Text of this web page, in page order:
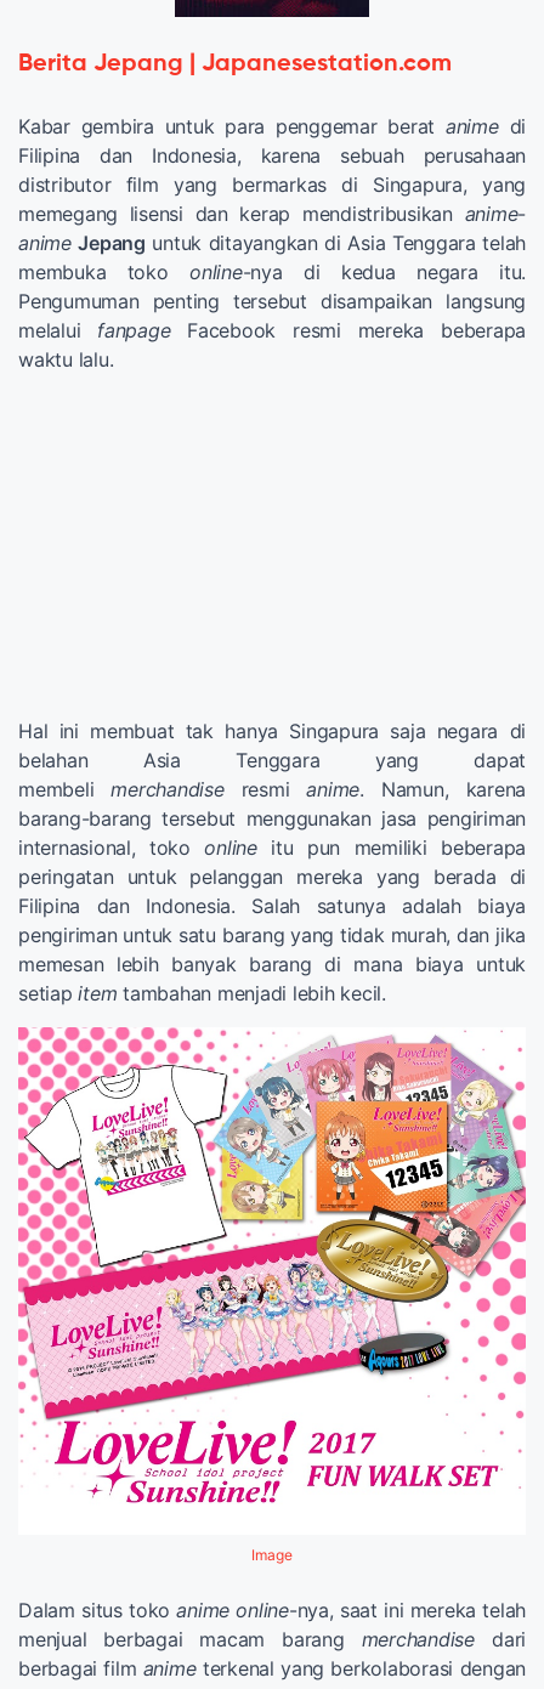
Berita Jepang | Japanesestation.com
Kabar gembira untuk para penggemar berat animedi
Filipina dan Indonesia, karena sebuah perusahaan
distributor film yang bermarkas di Singapura, yang
memegang lisensi dan kerap mendistribusikan anime-
anime Jepang untuk ditayangkan di Asia Tenggara telah
membuka tokoonline-nya di kedua negara itu.
Pengumuman penting tersebut disampaikan langsung
melalui fanpageFacebook resmi mereka beberapa
waktu lalu.
Hal ini membuat tak hanya Singapura saja negara di
belahan Asia Tenggara yang dapat
membelimerchandiseresmianime. Namun, karena
barang-barang tersebut menggunakan jasa pengiriman
internasional, tokoonlineitu pun memiliki beberapa
peringatan untuk pelanggan mereka yang berada di
Filipina dan Indonesia. Salah satunya adalah biaya
pengiriman untuk satu barang yang tidak murah, dan jika
memesan lebih banyak barang di mana biaya untuk
setiapitem tambahan menjadi lebih kecil.
Image
Dalam situs tokoanime online-nya, saat ini mereka telah
menjual berbagai macam barang merchandisedari
berbagai film animeterkenal yang berkolaborasi dengan